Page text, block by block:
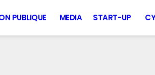
PUBLIQUE MEDIA START-UP